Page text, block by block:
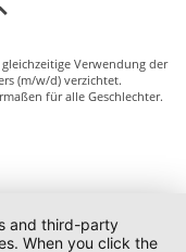
Verwendung der
(m/w/d) verzichtet.
für alle Geschlechter.
and third-party
When you click the